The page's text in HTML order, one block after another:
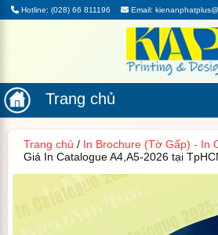
Hotline: (028) 66 811196 Email:
Trang chủ
Trang chủ / In Brochure (Tờ Gấp) - In
Giá In Catalogue A4,A5-2026 tại